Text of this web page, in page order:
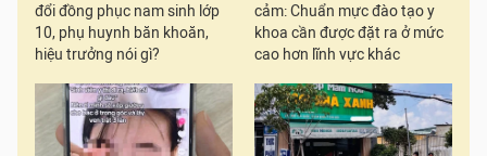
đổi đồng phục nam sinh lớp
10, phụ huynh băn khoăn,
hiệu trưởng nói gì?
cảm: Chuẩn mực đào tạo y
khoa cần được đặt ra ở mức
cao hơn lĩnh vực khác